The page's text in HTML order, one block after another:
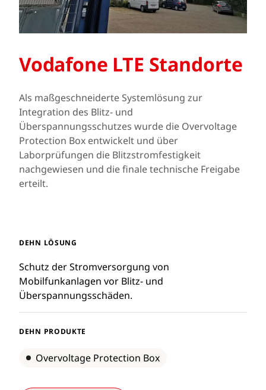
Vodafone LTE Standorte
Als maßgeschneiderte Systemlösung zur
Integration des Blitz- und
Überspannungsschutzes wurde die Overvoltage
Protection Box entwickelt und über
Laborprüfungen die Blitzstromfestigkeit
nachgewiesen und die finale technische Freigabe
erteilt.
DEHN LÖSUNG
Schutz der Stromversorgung von
Mobilfunkanlagen vor Blitz- und
Überspannungsschäden.
DEHN PRODUKTE
Overvoltage Protection Box